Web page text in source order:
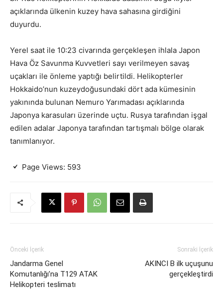
açıklarında ülkenin kuzey hava sahasına girdiğini
duyurdu.
Yerel saat ile 10:23 civarında gerçekleşen ihlala Japon
Hava Öz Savunma Kuvvetleri sayı verilmeyen savaş
uçakları ile önleme yaptığı belirtildi. Helikopterler
Hokkaido’nun kuzeydoğusundaki dört ada kümesinin
yakınında bulunan Nemuro Yarımadası açıklarında
Japonya karasuları üzerinde uçtu. Rusya tarafından işgal
edilen adalar Japonya tarafından tartışmalı bölge olarak
tanımlanıyor.
Page Views: 593
Önceki İçerik
Jandarma Genel
Komutanlığı’na T129 ATAK
Helikopteri teslimatı
Sonraki İçerik
AKINCI B ilk uçuşunu
gerçekleştirdi